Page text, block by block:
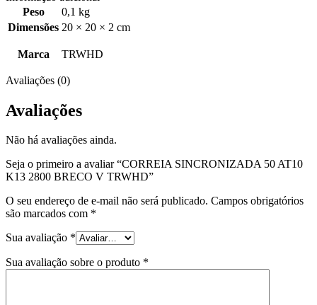
Peso
0,1 kg
Dimensões 20 × 20 × 2 cm
Marca TRWHD
Avaliações (0)
Avaliações
Não há avaliações ainda.
Seja o primeiro a avaliar “CORREIA SINCRONIZADA 50 AT10
K13 2800 BRECO V TRWHD”
O seu endereço de e-mail não será publicado. Campos obrigatórios
são marcados com *
Sua avaliação *
Sua avaliação sobre o produto *